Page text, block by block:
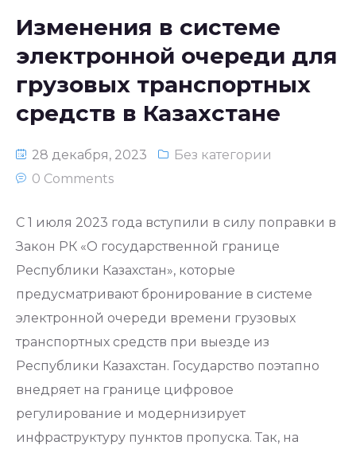
Изменения в системе
электронной очереди для
грузовых транспортных
средств в Казахстане
28 декабря, 2023
Без категории
0 Comments
С 1 июля 2023 года вступили в силу поправки в
Закон РК «О государственной границе
Республики Казахстан», которые
предусматривают бронирование в системе
электронной очереди времени грузовых
транспортных средств при выезде из
Республики Казахстан. Государство поэтапно
внедряет на границе цифровое
регулирование и модернизирует
инфраструктуру пунктов пропуска. Так, на